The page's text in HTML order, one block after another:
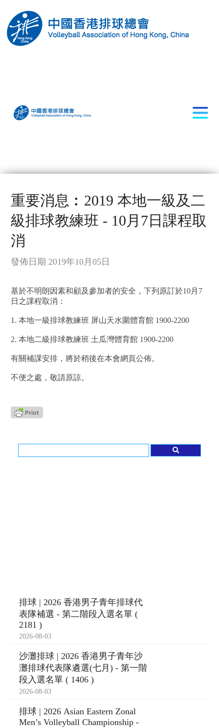
重要消息︰2019 本地一級及二
級排球教練班 - 10月7日課程取
消
發佈日期 2019年10月05日
基於不明朗因素和顧及參加者的安全，下列原訂於10月7
日之課程取消：
1. 本地一級排球教練班 屏山天水圍體育館 1900-2200
2. 本地二級排球教練班 土瓜灣體育館 1900-2200
有關補課安排，將於稍後在本會網頁公佈。
不便之處，敬請原諒。
排球 | 2026 香港男子青年排球代
表隊補選 - 第二階段入選名單 (
2181 )
2026-08-03
沙灘排球 | 2026 香港男子青年沙
灘排球代表隊遴選(七月) - 第一階
段入選名單 ( 1406 )
2026-08-03
排球 | 2026 Asian Eastern Zonal
Men’s Volleyball Championship -